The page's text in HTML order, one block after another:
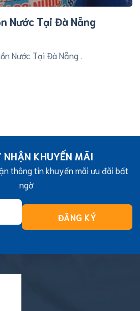
Nước Tại Đà Nẵng
Nước Tại Đà Nẵng .
KHUYẾN MÃI
thông tin khuyến mãi ưu đãi bất
ngờ